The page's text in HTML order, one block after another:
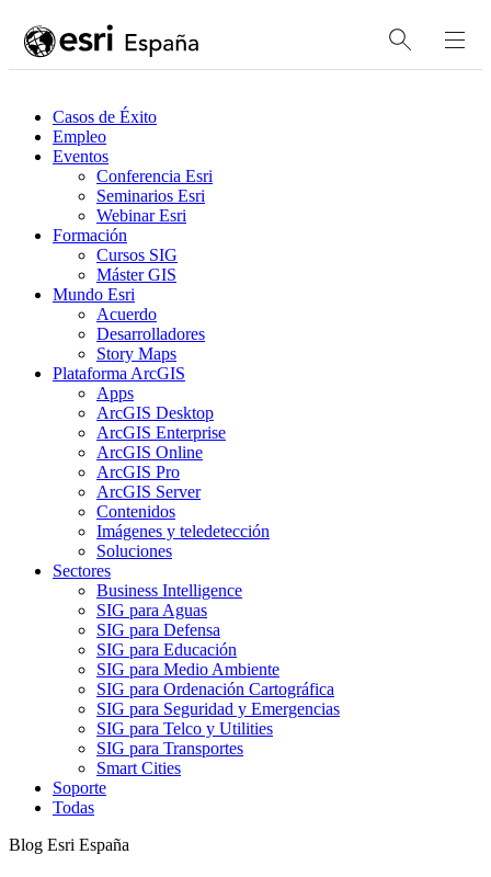
Casos de Éxito
Empleo
Eventos
Conferencia Esri
Seminarios Esri
Webinar Esri
Formación
Cursos SIG
Máster GIS
Mundo Esri
Acuerdo
Desarrolladores
Story Maps
Plataforma ArcGIS
Apps
ArcGIS Desktop
ArcGIS Enterprise
ArcGIS Online
ArcGIS Pro
ArcGIS Server
Contenidos
Imágenes y teledetección
Soluciones
Sectores
Business Intelligence
SIG para Aguas
SIG para Defensa
SIG para Educación
SIG para Medio Ambiente
SIG para Ordenación Cartográfica
SIG para Seguridad y Emergencias
SIG para Telco y Utilities
SIG para Transportes
Smart Cities
Soporte
Todas
Blog Esri España